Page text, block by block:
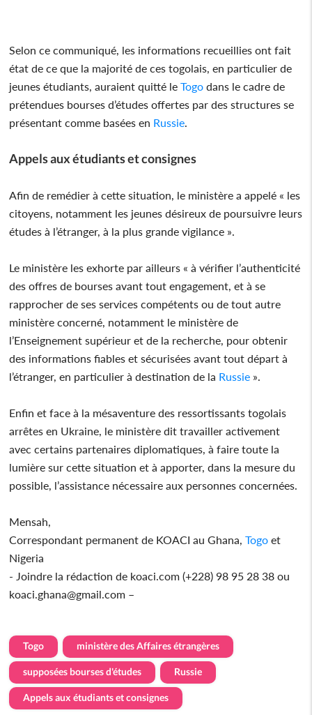
Selon ce communiqué, les informations recueillies ont fait
état de ce que la majorité de ces togolais, en particulier de
jeunes étudiants, auraient quitté leTogo dans le cadre de
prétendues bourses d’études offertes par des structures se
présentant comme basées en Russie.
Appels aux étudiants et consignes
Afin de remédier à cette situation, le ministère a appelé « les
citoyens, notamment les jeunes désireux de poursuivre leurs
études à l’étranger, à la plus grande vigilance ».
Le ministère les exhorte par ailleurs « à vérifier l’authenticité
des offres de bourses avant tout engagement, et à se
rapprocher de ses services compétents ou de tout autre
ministère concerné, notamment le ministère de
l’Enseignement supérieur et de la recherche, pour obtenir
des informations fiables et sécurisées avant tout départ à
l’étranger, en particulier à destination de la Russie ».
Enfin et face à la mésaventure des ressortissants togolais
arrêtes en Ukraine, le ministère dit travailler activement
avec certains partenaires diplomatiques, à faire toute la
lumière sur cette situation et à apporter, dans la mesure du
possible, l’assistance nécessaire aux personnes concernées.
Mensah,
Correspondant permanent de KOACI au Ghana,Togo et
Nigeria
- Joindre la rédaction de koaci.com (+228) 98 95 28 38 ou
koaci.ghana@gmail.com –
Togo ministère des Affaires étrangères
supposées bourses d'études Russie
Appels aux étudiants et consignes